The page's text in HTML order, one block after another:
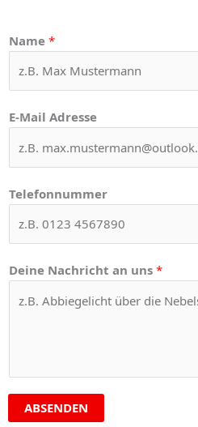
Name *
E-Mail Adresse
Telefonnummer
Deine Nachricht an uns *
ABSENDEN